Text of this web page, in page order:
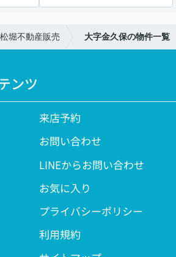
堀不動産販売 大字金久保の物件一覧
ンツ
来店予約
お問い合わせ
LINEからお問い合わせ
お気に入り
プライバシーポリシー
利用規約